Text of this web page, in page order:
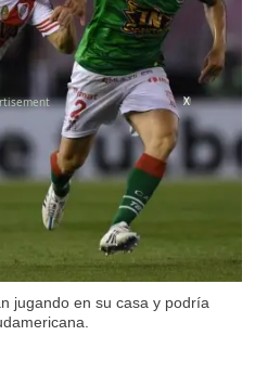
jugando en su casa y podría
X